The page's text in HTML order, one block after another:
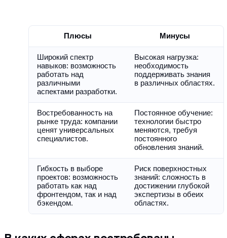
Плюсы Минусы
Широкий спектр
навыков: возможность
работать над
различными
аспектами разработки.
Высокая нагрузка:
необходимость
поддерживать знания
в различных областях.
Востребованность на
рынке труда: компании
ценят универсальных
специалистов.
Постоянное обучение:
технологии быстро
меняются, требуя
постоянного
обновления знаний.
Гибкость в выборе
проектов: возможность
работать как над
фронтендом, так и над
бэкендом.
Риск поверхностных
знаний: сложность в
достижении глубокой
экспертизы в обеих
областях.